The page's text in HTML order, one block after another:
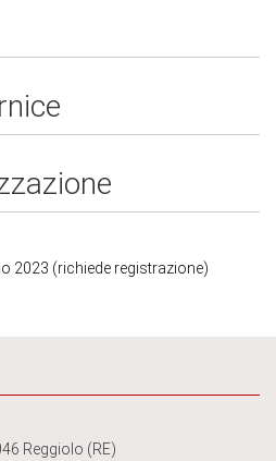
2023 (richiede registrazione)
Reggiolo (RE)